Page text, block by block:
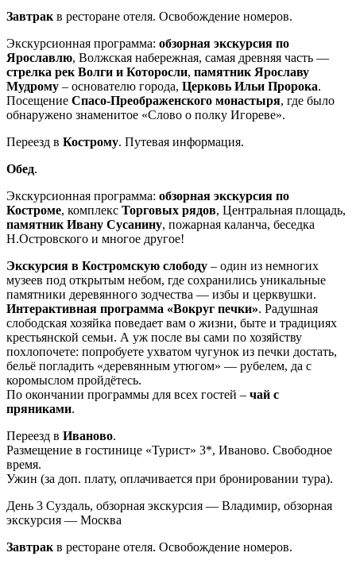
Завтрак в ресторане отеля. Освобождение номеров.
Экскурсионная программа: обзорная экскурсия по
Ярославлю, Волжская набережная, самая древняя часть —
стрелка рек Волги и Которосли, памятник Ярославу
Мудрому – основателю города, Церковь Ильи Пророка.
Посещение Спасо-Преображенского монастыря, где было
обнаружено знаменитое «Слово о полку Игореве».
Переезд в Кострому. Путевая информация.
Обед.
Экскурсионная программа: обзорная экскурсия по
Костроме, комплекс Торговых рядов, Центральная площадь,
памятник Ивану Сусанину, пожарная каланча, беседка
Н.Островского и многое другое!
Экскурсия в Костромскую слободу – один из немногих
музеев под открытым небом, где сохранились уникальные
памятники деревянного зодчества — избы и церквушки.
Интерактивная программа «Вокруг печки». Радушная
слободская хозяйка поведает вам о жизни, быте и традициях
крестьянской семьи. А уж после вы сами по хозяйству
похлопочете: попробуете ухватом чугунок из печки достать,
бельё погладить «деревянным утюгом» — рубелем, да с
коромыслом пройдётесь.
По окончании программы для всех гостей – чай с
пряниками.
Переезд в Иваново.
Размещение в гостинице «Турист» 3*, Иваново. Свободное
время.
Ужин (за доп. плату, оплачивается при бронировании тура).
День 3 Суздаль, обзорная экскурсия — Владимир, обзорная
экскурсия — Москва
Завтрак в ресторане отеля. Освобождение номеров.